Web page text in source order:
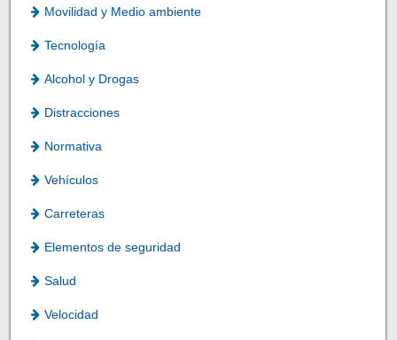
Movilidad y Medio ambiente
Tecnología
Alcohol y Drogas
Distracciones
Normativa
Vehículos
Carreteras
Elementos de seguridad
Salud
Velocidad